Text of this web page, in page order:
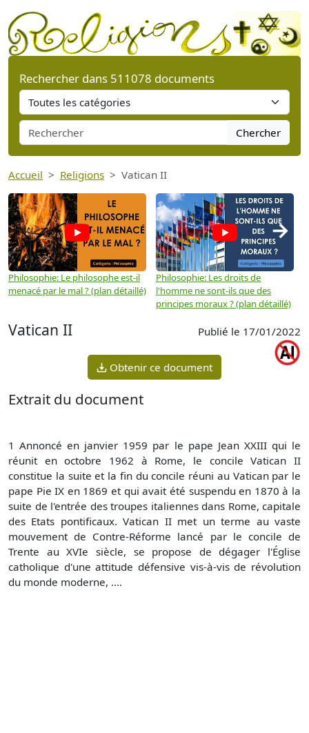
Rechercher dans 511078 documents
Chercher
Accueil Religions Vatican II
Philosophie: Le philosophe est-il
menacé par le mal ? (plan détaillé)
Philosophie: Les droits de
l'homme ne sont-ils que des
principes moraux ? (plan détaillé)
→
Vatican II Publié le 17/01/2022
Obtenir ce document
Extrait du document
1 Annoncé en janvier 1959 par le pape Jean XXIII qui le
réunit en octobre 1962 à Rome, le concile Vatican II
constitue la suite et la fin du concile réuni au Vatican par le
pape Pie IX en 1869 et qui avait été suspendu en 1870 à la
suite de l'entrée des troupes italiennes dans Rome, capitale
des Etats pontificaux. Vatican II met un terme au vaste
mouvement de Contre-Réforme lancé par le concile de
Trente au XVIe siècle, se propose de dégager l'Église
catholique d'une attitude défensive vis-à-vis de révolution
du monde moderne, ....